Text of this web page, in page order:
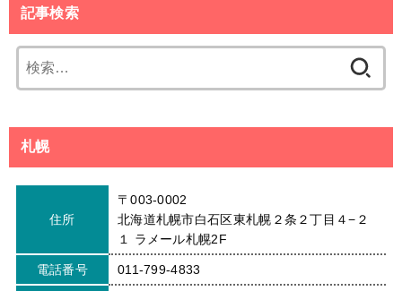
記事検索
索:
札幌
住所
〒003-0002
北海道札幌市白石区東札幌２条２丁目４−２
１ ラメール札幌2F
電話番号 011-799-4833